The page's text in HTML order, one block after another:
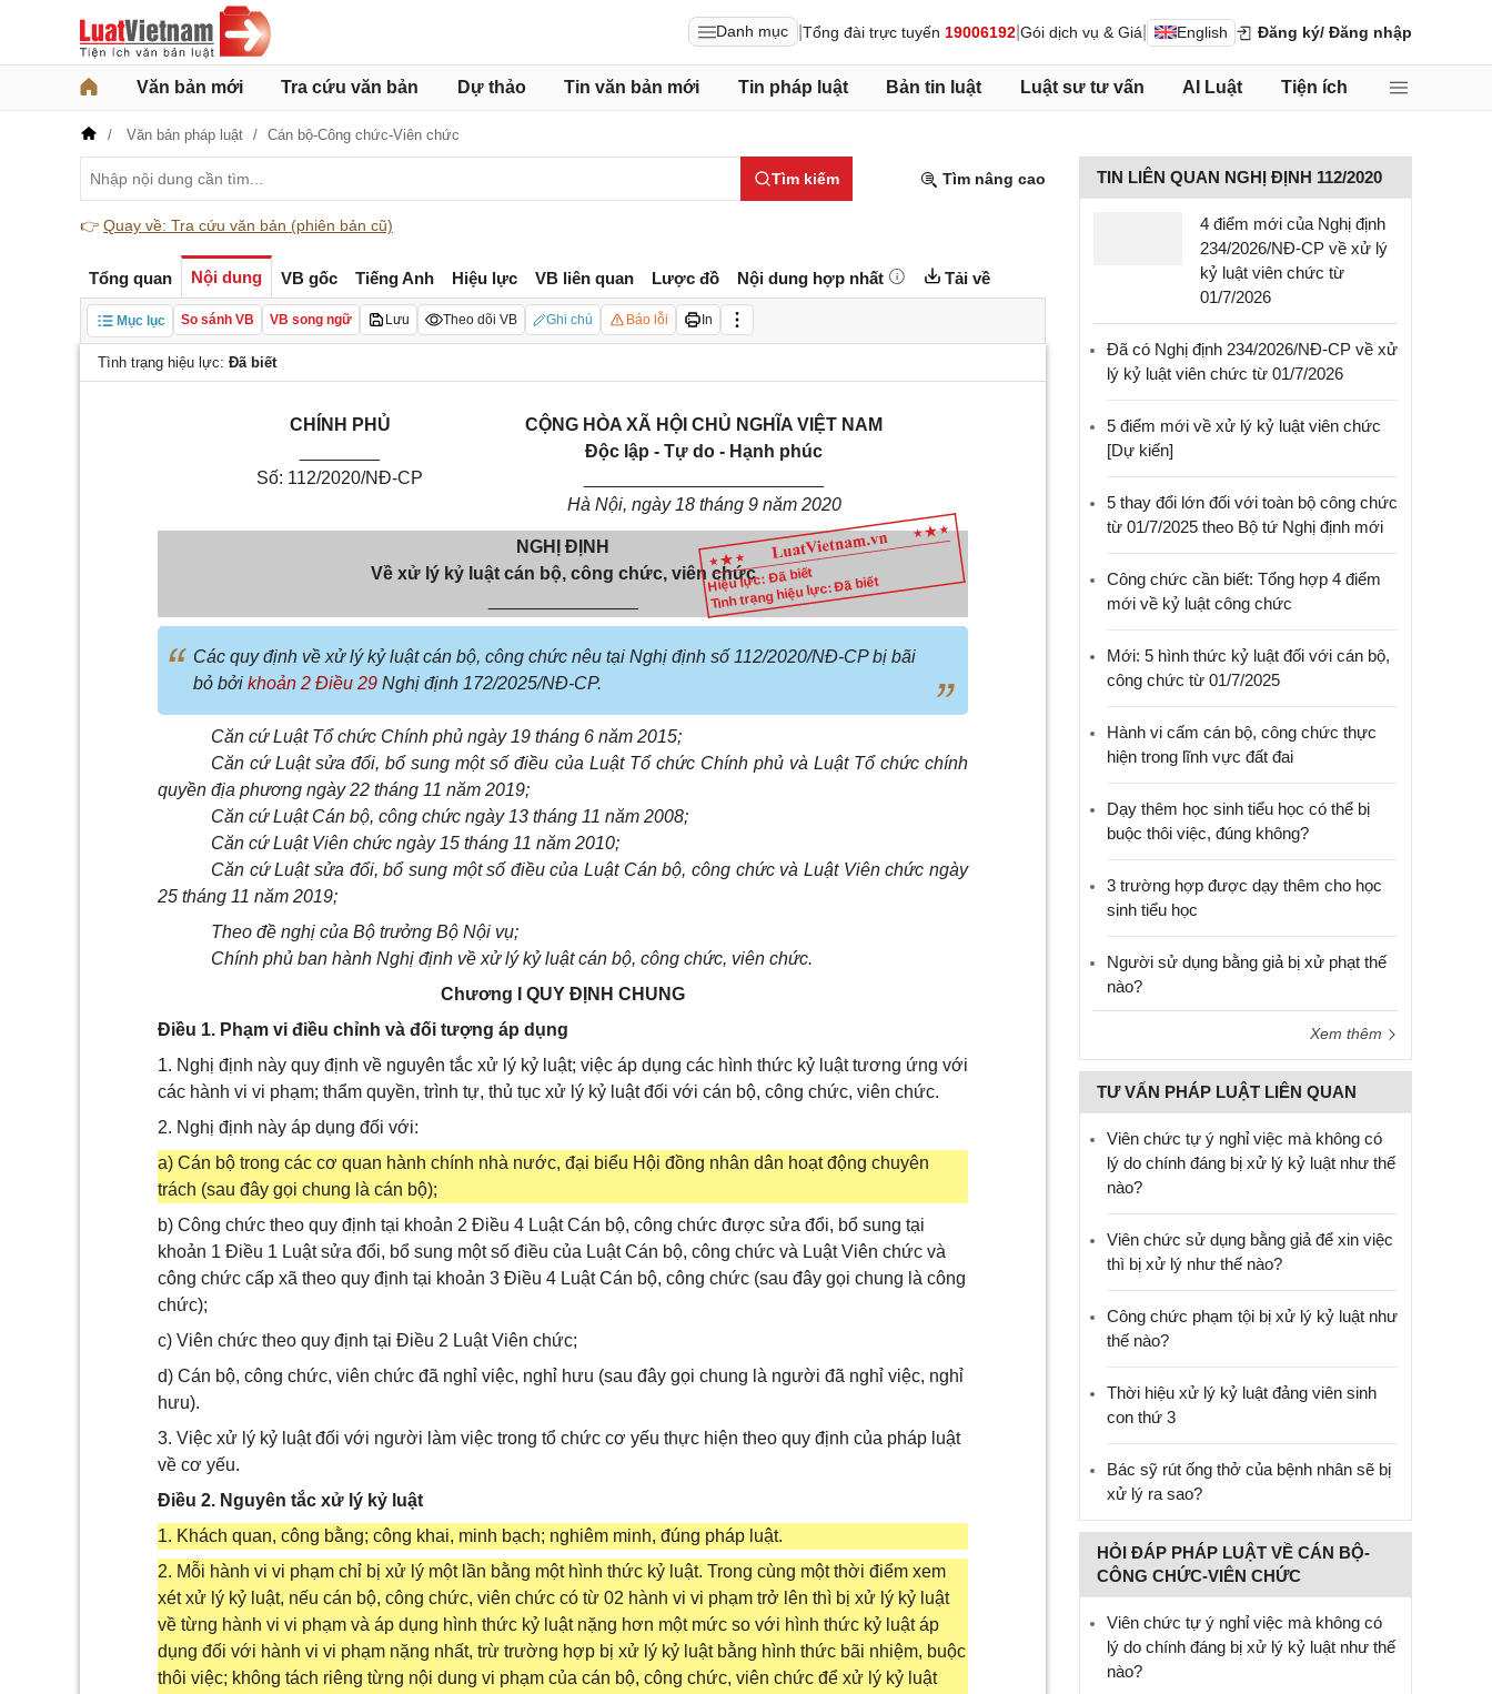
Danh mục Tổng đài trực tuyến 19006192 Gói dịch vụ & Giá English Đăng ký/ Đăng nhập
Văn bản mới Tra cứu văn bản Dự thảo Tin văn bản mới Tin pháp luật Bản tin luật Luật sư tư vấn AI Luật Tiện ích
Văn bản pháp luật Cán bộ-Công chức-Viên chức
Tìm kiếm Tìm nâng cao
👉 Quay về: Tra cứu văn bản (phiên bản cũ)
Tổng quan Nội dung VB gốc Tiếng Anh Hiệu lực VB liên quan Lược đồ Nội dung hợp nhất Tải về
Mục lục So sánh VB VB song ngữ Lưu Theo dõi VB Ghi chú Báo lỗi In
Tình trạng hiệu lực: Đã biết
Hiệu lực: Đã biết
Tình trạng hiệu lực: Đã biết
CHÍNH PHỦ
Số: 112/2020/NĐ-CP
CỘNG HÒA XÃ HỘI CHỦ NGHĨA VIỆT NAM
Độc lập - Tự do - Hạnh phúc
Hà Nội, ngày 18 tháng 9 năm 2020
NGHỊ ĐỊNH
Về xử lý kỷ luật cán bộ, công chức, viên chức
Các quy định về xử lý kỷ luật cán bộ, công chức nêu tại Nghị định số 112/2020/NĐ-CP bị bãi
bỏ bởi khoản 2 Điều 29 Nghị định 172/2025/NĐ-CP.
Căn cứ Luật Tổ chức Chính phủ ngày 19 tháng 6 năm 2015;
Căn cứ Luật sửa đổi, bổ sung một số điều của Luật Tổ chức Chính phủ và Luật Tổ chức chính
quyền địa phương ngày 22 tháng 11 năm 2019;
Căn cứ Luật Cán bộ, công chức ngày 13 tháng 11 năm 2008;
Căn cứ Luật Viên chức ngày 15 tháng 11 năm 2010;
Căn cứ Luật sửa đổi, bổ sung một số điều của Luật Cán bộ, công chức và Luật Viên chức ngày
25 tháng 11 năm 2019;
Theo đề nghị của Bộ trưởng Bộ Nội vụ;
Chính phủ ban hành Nghị định về xử lý kỷ luật cán bộ, công chức, viên chức.
Chương I QUY ĐỊNH CHUNG
Điều 1. Phạm vi điều chỉnh và đối tượng áp dụng
1. Nghị định này quy định về nguyên tắc xử lý kỷ luật; việc áp dụng các hình thức kỷ luật tương ứng với
các hành vi vi phạm; thẩm quyền, trình tự, thủ tục xử lý kỷ luật đối với cán bộ, công chức, viên chức.
2. Nghị định này áp dụng đối với:
a) Cán bộ trong các cơ quan hành chính nhà nước, đại biểu Hội đồng nhân dân hoạt động chuyên
trách (sau đây gọi chung là cán bộ);
b) Công chức theo quy định tại khoản 2 Điều 4 Luật Cán bộ, công chức được sửa đổi, bổ sung tại
khoản 1 Điều 1 Luật sửa đổi, bổ sung một số điều của Luật Cán bộ, công chức và Luật Viên chức và
công chức cấp xã theo quy định tại khoản 3 Điều 4 Luật Cán bộ, công chức (sau đây gọi chung là công
chức);
c) Viên chức theo quy định tại Điều 2 Luật Viên chức;
d) Cán bộ, công chức, viên chức đã nghỉ việc, nghỉ hưu (sau đây gọi chung là người đã nghỉ việc, nghỉ
hưu).
3. Việc xử lý kỷ luật đối với người làm việc trong tổ chức cơ yếu thực hiện theo quy định của pháp luật
về cơ yếu.
Điều 2. Nguyên tắc xử lý kỷ luật
1. Khách quan, công bằng; công khai, minh bạch; nghiêm minh, đúng pháp luật.
2. Mỗi hành vi vi phạm chỉ bị xử lý một lần bằng một hình thức kỷ luật. Trong cùng một thời điểm xem
xét xử lý kỷ luật, nếu cán bộ, công chức, viên chức có từ 02 hành vi vi phạm trở lên thì bị xử lý kỷ luật
về từng hành vi vi phạm và áp dụng hình thức kỷ luật nặng hơn một mức so với hình thức kỷ luật áp
dụng đối với hành vi vi phạm nặng nhất, trừ trường hợp bị xử lý kỷ luật bằng hình thức bãi nhiệm, buộc
thôi việc; không tách riêng từng nội dung vi phạm của cán bộ, công chức, viên chức để xử lý kỷ luật
TIN LIÊN QUAN NGHỊ ĐỊNH 112/2020
4 điểm mới của Nghị định
234/2026/NĐ-CP về xử lý
kỷ luật viên chức từ
01/7/2026
Đã có Nghị định 234/2026/NĐ-CP về xử
lý kỷ luật viên chức từ 01/7/2026
5 điểm mới về xử lý kỷ luật viên chức
[Dự kiến]
5 thay đổi lớn đối với toàn bộ công chức
từ 01/7/2025 theo Bộ tứ Nghị định mới
Công chức cần biết: Tổng hợp 4 điểm
mới về kỷ luật công chức
Mới: 5 hình thức kỷ luật đối với cán bộ,
công chức từ 01/7/2025
Hành vi cấm cán bộ, công chức thực
hiện trong lĩnh vực đất đai
Dạy thêm học sinh tiểu học có thể bị
buộc thôi việc, đúng không?
3 trường hợp được dạy thêm cho học
sinh tiểu học
Người sử dụng bằng giả bị xử phạt thế
nào?
Xem thêm
TƯ VẤN PHÁP LUẬT LIÊN QUAN
Viên chức tự ý nghỉ việc mà không có
lý do chính đáng bị xử lý kỷ luật như thế
nào?
Viên chức sử dụng bằng giả để xin việc
thì bị xử lý như thế nào?
Công chức phạm tội bị xử lý kỷ luật như
thế nào?
Thời hiệu xử lý kỷ luật đảng viên sinh
con thứ 3
Bác sỹ rút ống thở của bệnh nhân sẽ bị
xử lý ra sao?
HỎI ĐÁP PHÁP LUẬT VỀ CÁN BỘ-
CÔNG CHỨC-VIÊN CHỨC
Viên chức tự ý nghỉ việc mà không có
lý do chính đáng bị xử lý kỷ luật như thế
nào?